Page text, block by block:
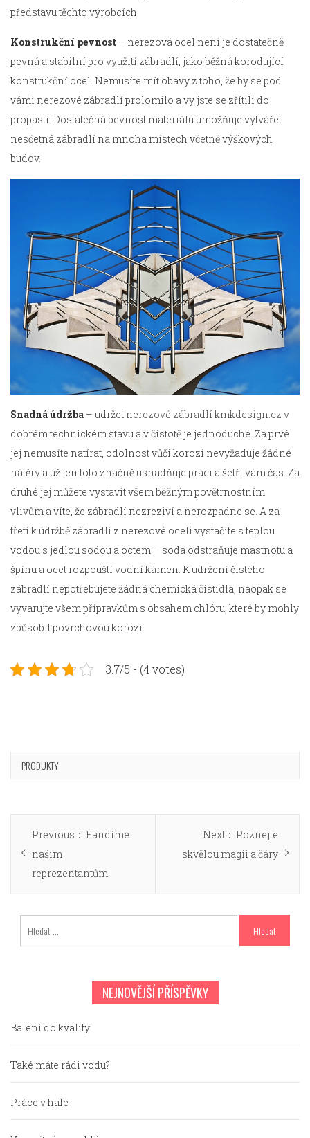
představu těchto výrobcích.
Konstrukční pevnost – nerezová ocel není je dostatečně
pevná a stabilní pro využití zábradlí, jako běžná korodující
konstrukční ocel. Nemusíte mít obavy z toho, že by se pod
vámi nerezové zábradlí prolomilo a vy jste se zřítili do
propasti. Dostatečná pevnost materiálu umožňuje vytvářet
nesčetná zábradlí na mnoha místech včetně výškových
budov.
Snadná údržba – udržet nerezové zábradlí kmkdesign.cz v
dobrém technickém stavu a v čistotě je jednoduché. Za prvé
jej nemusíte natírat, odolnost vůči korozi nevyžaduje žádné
nátěry a už jen toto značně usnadňuje práci a šetří vám čas. Za
druhé jej můžete vystavit všem běžným povětrnostním
vlivům a víte, že zábradlí nezreziví a nerozpadne se. A za
třetí k údržbě zábradlí z nerezové oceli vystačíte s teplou
vodou s jedlou sodou a octem – soda odstraňuje mastnotu a
špínu a ocet rozpouští vodní kámen. K udržení čistého
zábradlí nepotřebujete žádná chemická čistidla, naopak se
vyvarujte všem přípravkům s obsahem chlóru, které by mohly
způsobit povrchovou korozi.
3.7/5 - (4 votes)
PRODUKTY
Navigace
pro
příspěvek
Previous
Previous
Fandíme
našim
reprezentantům
Next
Next
post:
Poznejte
skvělou magii a čáry
NEJNOVĚJŠÍ PŘÍSPĚVKY
Balení do kvality
Také máte rádi vodu?
Práce v hale